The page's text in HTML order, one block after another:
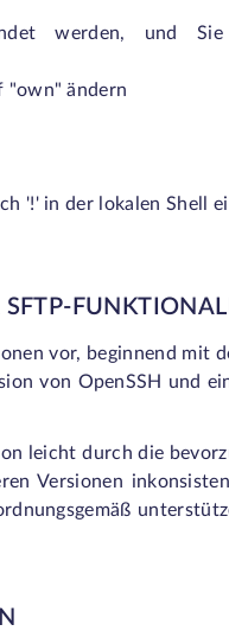
werden, und Sie
auf "own" ändern
'!' in der lokalen Shell
vor, beginnend mit
von OpenSSH und
leicht durch die
Versionen